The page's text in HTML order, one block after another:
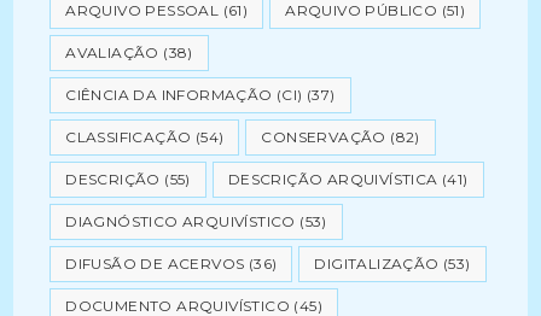
ARQUIVO PESSOAL (61) ARQUIVO PÚBLICO (51)
AVALIAÇÃO (38)
CIÊNCIA DA INFORMAÇÃO (CI) (37)
CLASSIFICAÇÃO (54) CONSERVAÇÃO (82)
DESCRIÇÃO (55) DESCRIÇÃO ARQUIVÍSTICA (41)
DIAGNÓSTICO ARQUIVÍSTICO (53)
DIFUSÃO DE ACERVOS (36) DIGITALIZAÇÃO (53)
DOCUMENTO ARQUIVÍSTICO (45)